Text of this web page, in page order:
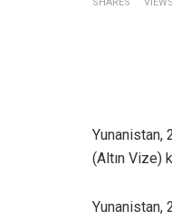
Yunanistan,
(Altın Vize)
Yunanistan,